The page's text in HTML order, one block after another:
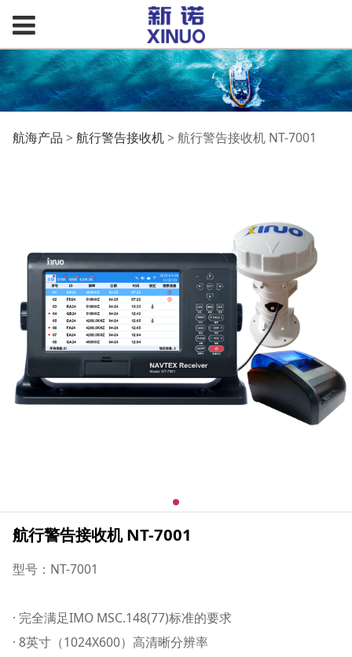
航行警告接收机 NT-
航海产品 > 航行警告接收机> 航行警告接收机 NT-7001
航行警告接收机 NT-7001
型号：NT-7001
· 完全满足IMO MSC.148(77)标准的要求
· 8英寸（1024X600）高清晰分辨率